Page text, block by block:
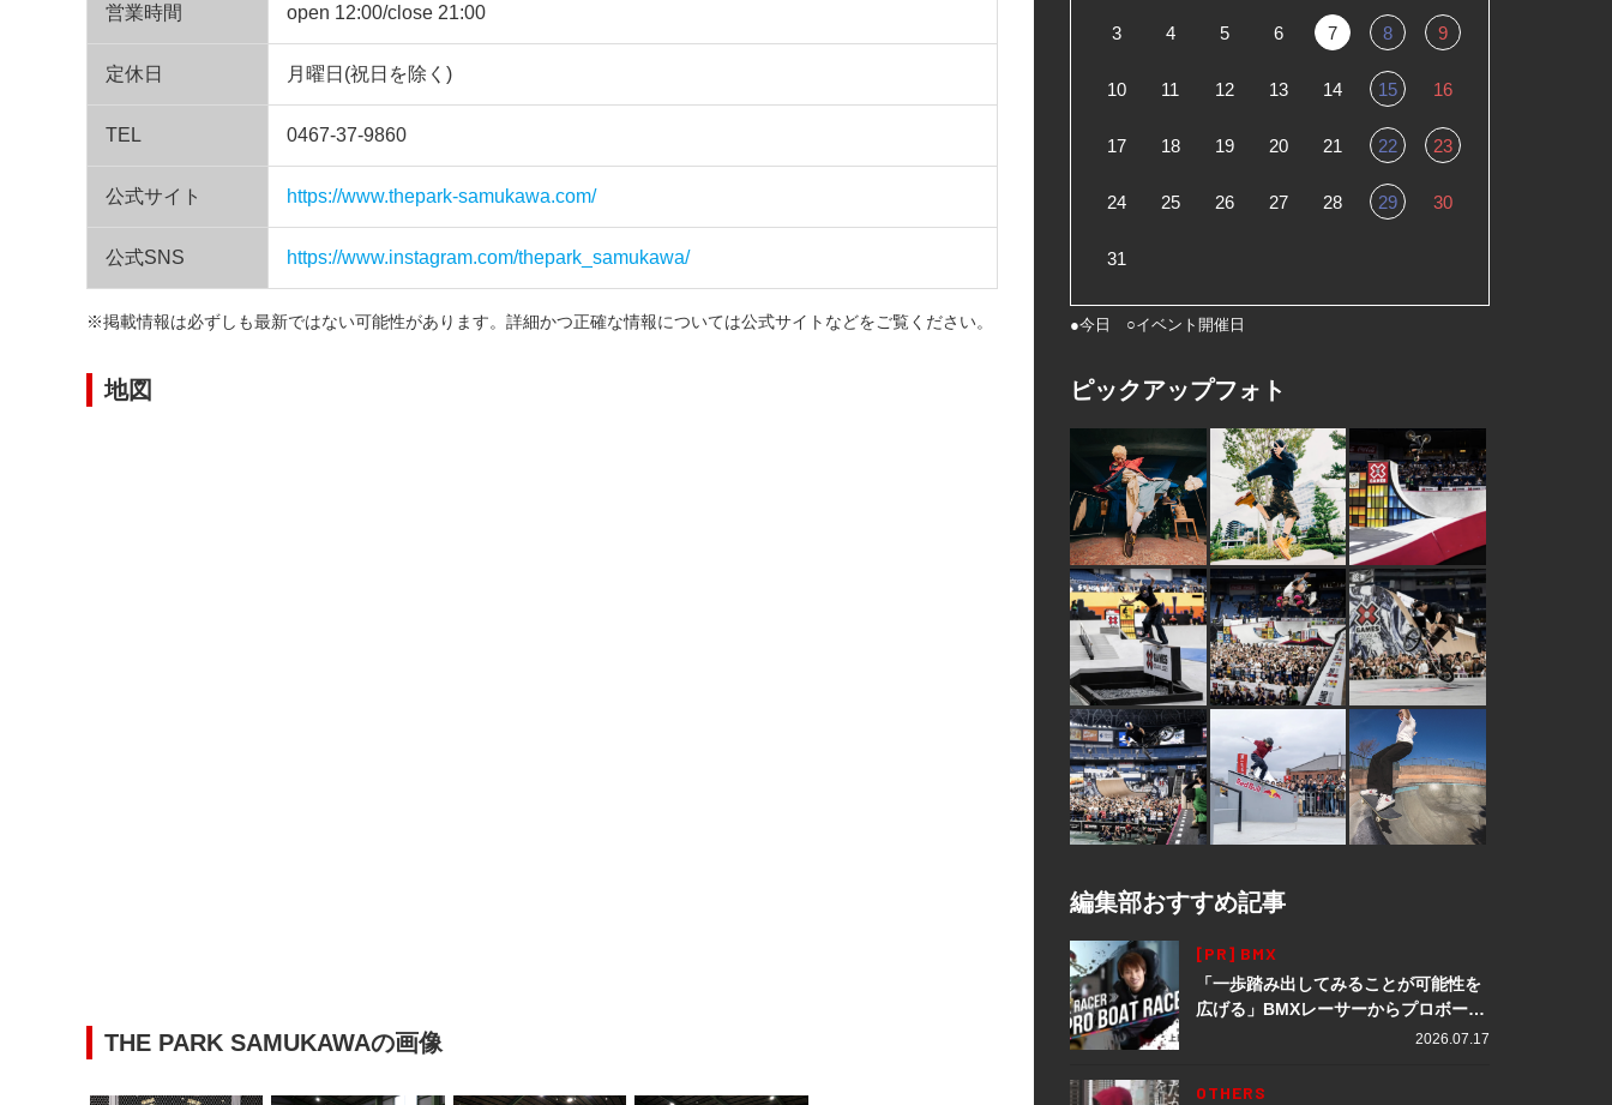
営業時間 open 12:00/close 21:00
定休日 月曜日(祝日を除く)
TEL 0467-37-9860
公式サイト https://www.thepark-samukawa.com/
公式SNS https://www.instagram.com/thepark_samukawa/
※掲載情報は必ずしも最新ではない可能性があります。詳細かつ正確な情報については公式サイトなどをご覧ください。
地図
THE PARK SAMUKAWAの画像
3 4 5 6 7 8 9
10 11 12 13 14 15 16
17 18 19 20 21 22 23
24 25 26 27 28 29 30
31
●今日 ○イベント開催日
ピックアップフォト
編集部おすすめ記事
[PR] BMX
「一歩踏み出してみることが可能性を
広げる」BMXレーサーからプロボート
レーサーへ転身。上田龍星が体現する
2026.07.17
OTHERS